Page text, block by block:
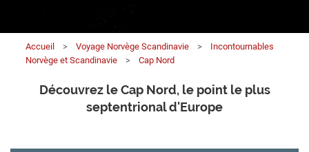
Accueil > Voyage Norvège Scandinavie >
Incontournables
Norvège et Scandinavie
> Cap Nord
Découvrez le Cap Nord, le point le plus
septentrional d'Europe